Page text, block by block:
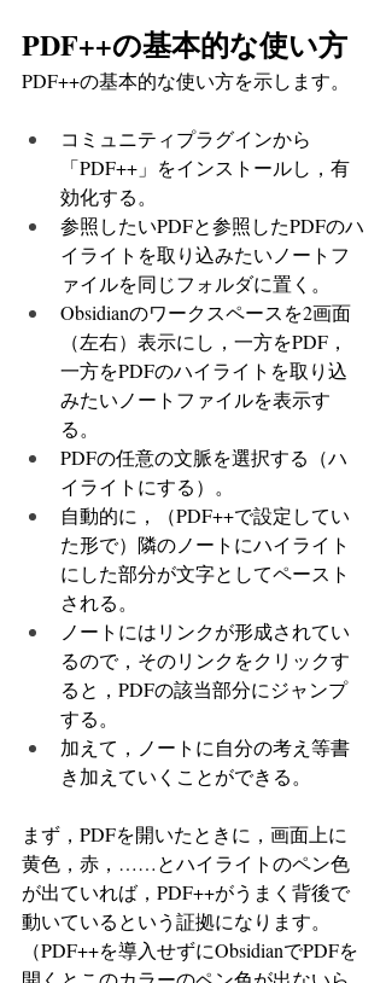
PDF++の基本的な使い方
PDF++の基本的な使い方を示します。
コミュニティプラグインから
「PDF++」をインストールし，有
効化する。
参照したいPDFと参照したPDFのハ
イライトを取り込みたいノートフ
ァイルを同じフォルダに置く。
Obsidianのワークスペースを2画面
（左右）表示にし，一方をPDF，
一方をPDFのハイライトを取り込
みたいノートファイルを表示す
る。
PDFの任意の文脈を選択する（ハ
イライトにする）。
自動的に，（PDF++で設定してい
た形で）隣のノートにハイライト
にした部分が文字としてペースト
される。
ノートにはリンクが形成されてい
るので，そのリンクをクリックす
ると，PDFの該当部分にジャンプ
する。
加えて，ノートに自分の考え等書
き加えていくことができる。
まず，PDFを開いたときに，画面上に
黄色，赤，……とハイライトのペン色
が出ていれば，PDF++がうまく背後で
動いているという証拠になります。
（PDF++を導入せずにObsidianでPDFを